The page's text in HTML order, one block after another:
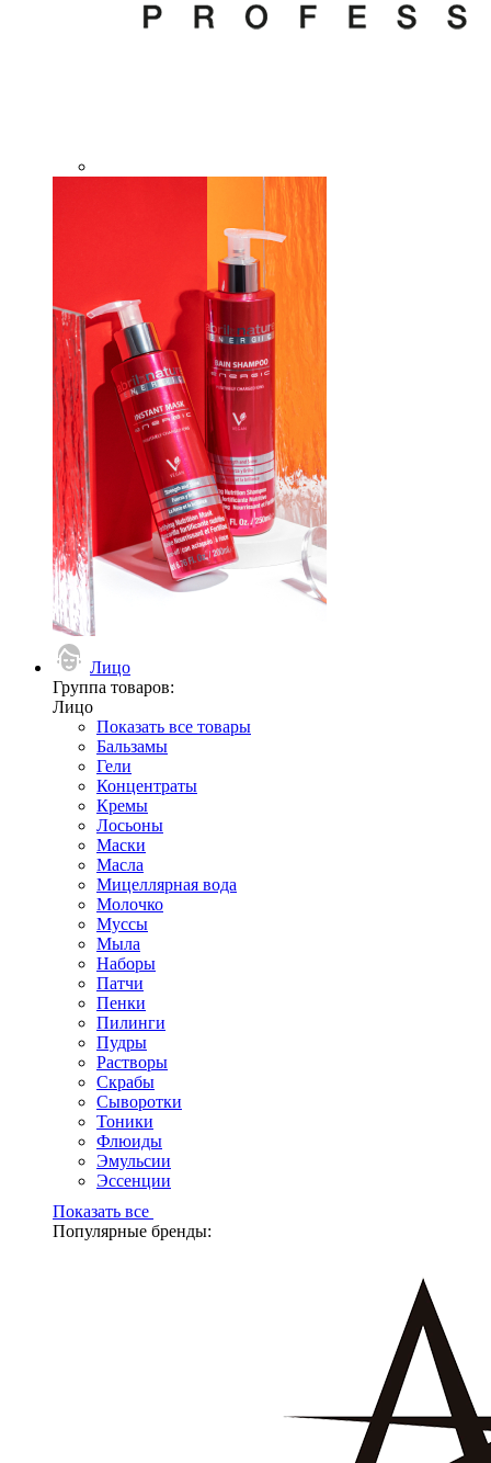
Лицо
Группа товаров:
Лицо
Показать все товары
Бальзамы
Гели
Концентраты
Кремы
Лосьоны
Маски
Масла
Мицеллярная вода
Молочко
Муссы
Мыла
Наборы
Патчи
Пенки
Пилинги
Пудры
Растворы
Скрабы
Сыворотки
Тоники
Флюиды
Эмульсии
Эссенции
Показать все
Популярные бренды: